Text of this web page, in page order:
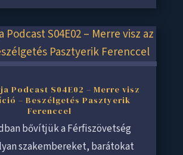
Podcast S04E02 – Merre visz
– Beszélgetés Pasztyerik
Ferenccel
bővítjük a Férfiszövetség
szakembereket, barátokat